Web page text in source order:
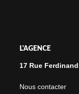
L'AGENCE
17 Rue
Nous contacter